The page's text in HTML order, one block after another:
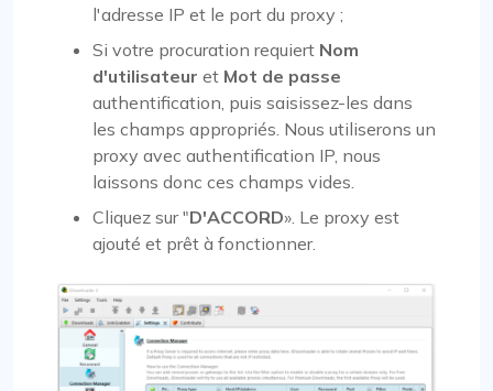
l'adresse IP et le port du proxy ;
Si votre procuration requiert Nom
d'utilisateur et Mot de passe
authentification, puis saisissez-les dans
les champs appropriés. Nous utiliserons un
proxy avec authentification IP, nous
laissons donc ces champs vides.
Cliquez sur "D'ACCORD». Le proxy est
ajouté et prêt à fonctionner.